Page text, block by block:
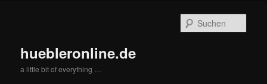
huebleronline.de
a little bit of everything …